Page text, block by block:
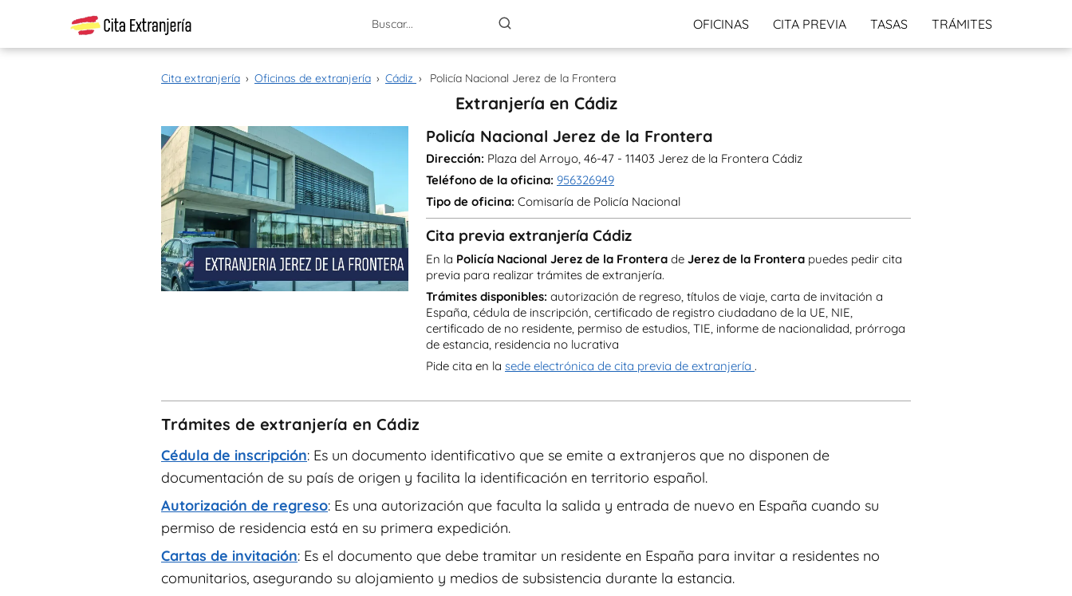
OFICINAS CITA PREVIA TASAS TRÁMITES
Cita extranjería › Oficinas de extranjería › Cádiz › Policía Nacional Jerez de la Frontera
Extranjería en Cádiz
Policía Nacional Jerez de la Frontera
Dirección: Plaza del Arroyo, 46-47 - 11403 Jerez de la Frontera Cádiz
Teléfono de la oficina: 956326949
Tipo de oficina: Comisaría de Policía Nacional
Cita previa extranjería Cádiz
En la Policía Nacional Jerez de la Frontera de Jerez de la Frontera puedes pedir cita
previa para realizar trámites de extranjería.
Trámites disponibles: autorización de regreso, títulos de viaje, carta de invitación a
España, cédula de inscripción, certificado de registro ciudadano de la UE, NIE,
certificado de no residente, permiso de estudios, TIE, informe de nacionalidad, prórroga
de estancia, residencia no lucrativa
Pide cita en la sede electrónica de cita previa de extranjería .
Trámites de extranjería en Cádiz
Cédula de inscripción: Es un documento identificativo que se emite a extranjeros que no disponen de
documentación de su país de origen y facilita la identificación en territorio español.
Autorización de regreso: Es una autorización que faculta la salida y entrada de nuevo en España cuando su
permiso de residencia está en su primera expedición.
Cartas de invitación: Es el documento que debe tramitar un residente en España para invitar a residentes no
comunitarios, asegurando su alojamiento y medios de subsistencia durante la estancia.